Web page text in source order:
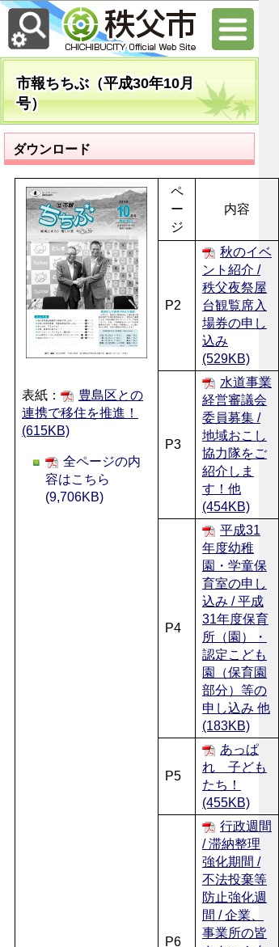
市報ちちぶ（平成30年10月
号）
ダウンロード
表紙：
豊島区との
連携で移住を推進！
(615KB)
全ページの内
容はこちら
(9,706KB)
ペ
ー
ジ
内容
P2
秋のイベ
ント紹介 /
秩父夜祭屋
台観覧席入
場券の申し
込み
(529KB)
P3
水道事業
経営審議会
委員募集 /
地域おこし
協力隊をご
紹介しま
す！他
(454KB)
P4
平成31
年度幼稚
園・学童保
育室の申し
込み / 平成
31年度保育
所（園）・
認定こども
園（保育園
部分）等の
申し込み 他
(183KB)
P5
あっぱ
れ 子ども
たち！
(455KB)
P6
行政週間
/ 滞納整理
強化期間 /
不法投棄等
防止強化週
間 / 企業、
事業所の皆